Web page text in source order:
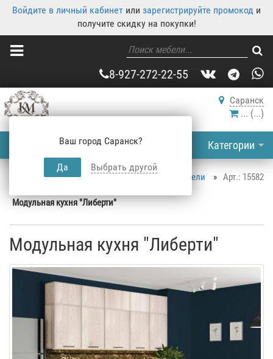
Войдите в личный кабинет или зарегистрируйте промокод и
получите скидку на покупки!
8-927-272-22-55
Саранск
Ваш город Саранск?
Да Выбрать другой
... (...)
Категории
Арт.: 15582
Корпусная мебель » Каталог корпусной мебели
»
Модульная кухня "Либерти"
Модульная кухня "Либерти"